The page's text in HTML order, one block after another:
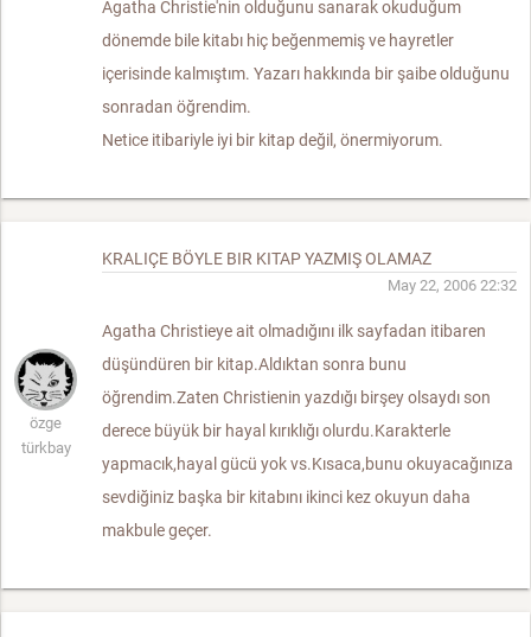
Agatha Christie'nin olduğunu sanarak okuduğum
dönemde bile kitabı hiç beğenmemiş ve hayretler
içerisinde kalmıştım. Yazarı hakkında bir şaibe olduğunu
sonradan öğrendim.
Netice itibariyle iyi bir kitap değil, önermiyorum.
özge
türkbay
KRALIÇE BÖYLE BIR KITAP YAZMIŞ OLAMAZ
May 22, 2006 22:32
Agatha Christieye ait olmadığını ilk sayfadan itibaren
düşündüren bir kitap.Aldıktan sonra bunu
öğrendim.Zaten Christienin yazdığı birşey olsaydı son
derece büyük bir hayal kırıklığı olurdu.Karakterle
yapmacık,hayal gücü yok vs.Kısaca,bunu okuyacağınıza
sevdiğiniz başka bir kitabını ikinci kez okuyun daha
makbule geçer.